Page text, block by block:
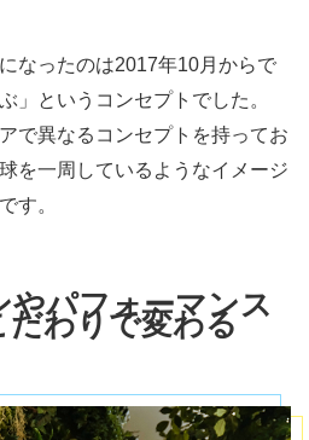
なったのは2017年10月からで
」というコンセプトでした。
で異なるコンセプトを持ってお
を一周しているようなイメージ
す。
やパフォーマンス
わりで変わる